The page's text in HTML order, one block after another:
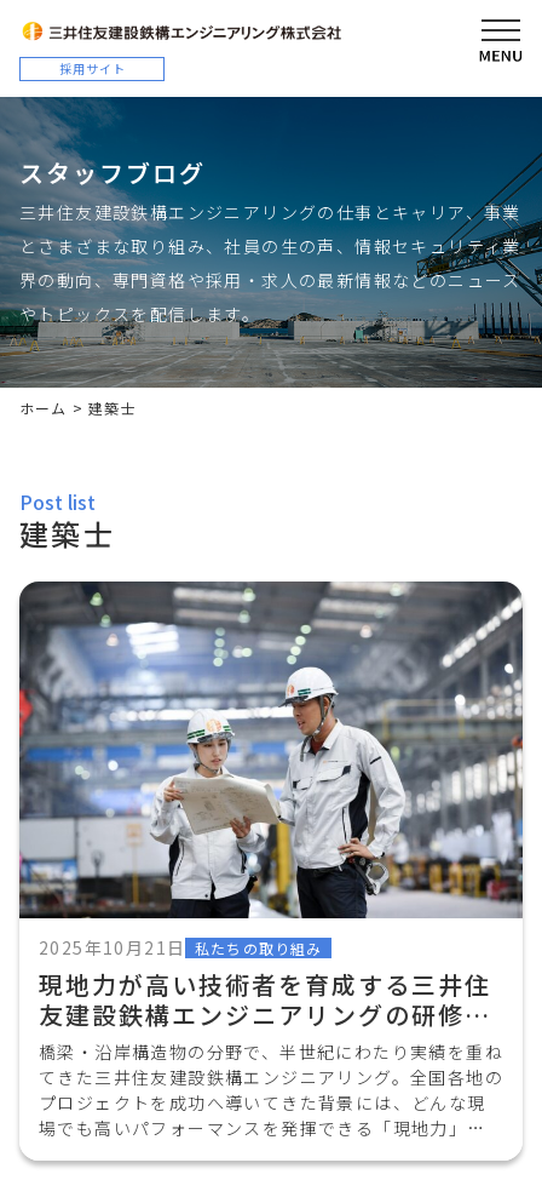
スタッフブログ
三井住友建設鉄構エンジニアリングの仕事とキャリア、事業
とさまざまな取り組み、社員の生の声、情報セキュリティ業
界の動向、専門資格や採用・求人の最新情報などのニュース
やトピックスを配信します。
ホーム >建築士
post list
建築士
2025年10月21日 私たちの取り組み
現地力が高い技術者を育成する三井住
友建設鉄構エンジニアリングの研修・
支援
橋梁・沿岸構造物の分野で、半世紀にわたり実績を重ね
てきた三井住友建設鉄構エンジニアリング。全国各地の
プロジェクトを成功へ導いてきた背景には、どんな現
場でも高いパフォーマンスを発揮できる「現地力」が